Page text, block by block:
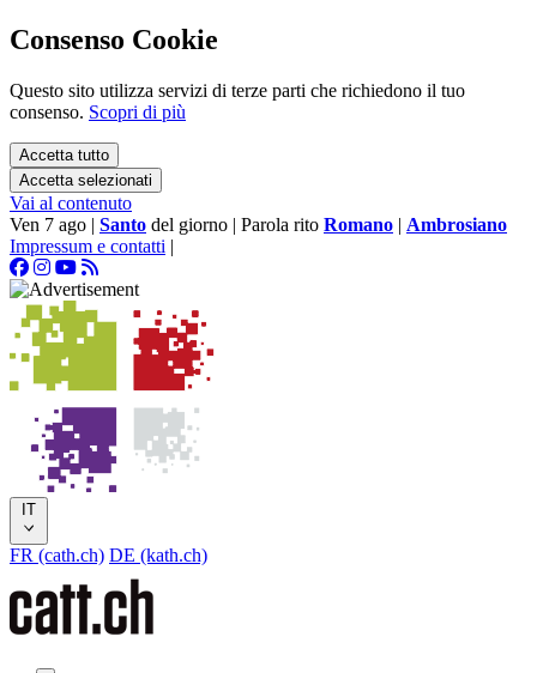
Consenso Cookie
Questo sito utilizza servizi di terze parti che richiedono il tuo
consenso. Scopri di più
Accetta tutto
Accetta selezionati
Vai al contenuto
Ven 7 ago | Santo del giorno | Parola rito Romano | Ambrosiano
Impressum e contatti |
IT
FR (cath.ch) DE (kath.ch)